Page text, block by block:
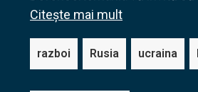
Citește mai mult
razboi Rusia ucraina